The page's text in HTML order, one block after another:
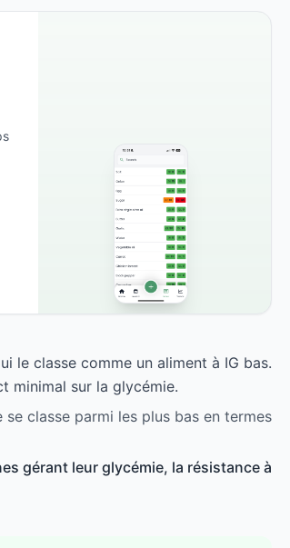
le classe comme un aliment à IG bas.
minimal sur la glycémie.
classe parmi les plus bas en termes
gérant leur glycémie, la résistance à